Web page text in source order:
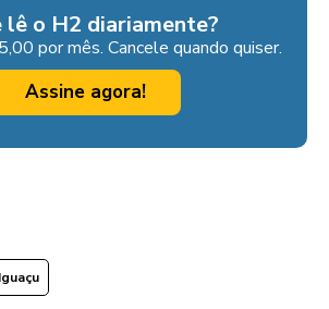
lê o H2 diariamente?
por mês. Cancele quando quiser.
Assine agora!